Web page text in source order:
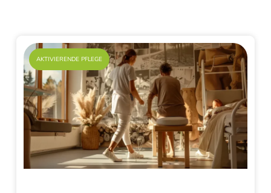
AKTIVIERENDE PFLEGE